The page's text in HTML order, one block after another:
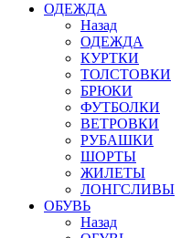
ОДЕЖДА
Назад
ОДЕЖДА
КУРТКИ
ТОЛСТОВКИ
БРЮКИ
ФУТБОЛКИ
ВЕТРОВКИ
РУБАШКИ
ШОРТЫ
ЖИЛЕТЫ
ЛОНГСЛИВЫ
ОБУВЬ
Назад